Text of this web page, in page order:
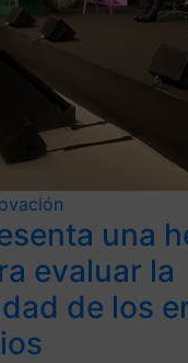
una
evaluar la
de los